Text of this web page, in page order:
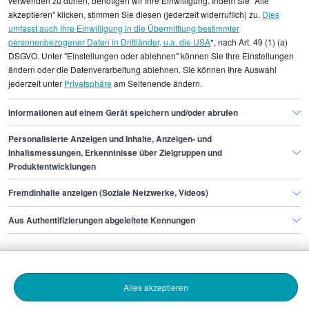
einzelnen Stellenangeboten zugeordnet werden.
Gehaltsinformationen
Logistik
Spezialist/in Exportkontrolle
Spezialist/in Exportkontrolle Dortmund
Finde den Job,
der zu dir passt.
Bewerbende
akzeptieren" klicken, stimmen Sie diesen (jederzeit widerruflich) zu. Dies
umfasst auch Ihre Einwilligung in die Übermittlung bestimmter
personenbezogener Daten in Drittländer, u.a. die USA*, nach Art. 49 (1) (a)
DSGVO. Unter "Einstellungen oder ablehnen" können Sie Ihre Einstellungen
ändern oder die Datenverarbeitung ablehnen. Sie können Ihre Auswahl
jederzeit unter Privatsphäream Seitenende ändern.
Informationen auf einem Gerät speichern und/oder abrufen
Personalisierte Anzeigen und Inhalte, Anzeigen- und
Inhaltsmessungen, Erkenntnisse über Zielgruppen und
Produktentwicklungen
Fremdinhalte anzeigen (Soziale Netzwerke, Videos)
Aus Authentifizierungen abgeleitete Kennungen
Alles akzeptieren